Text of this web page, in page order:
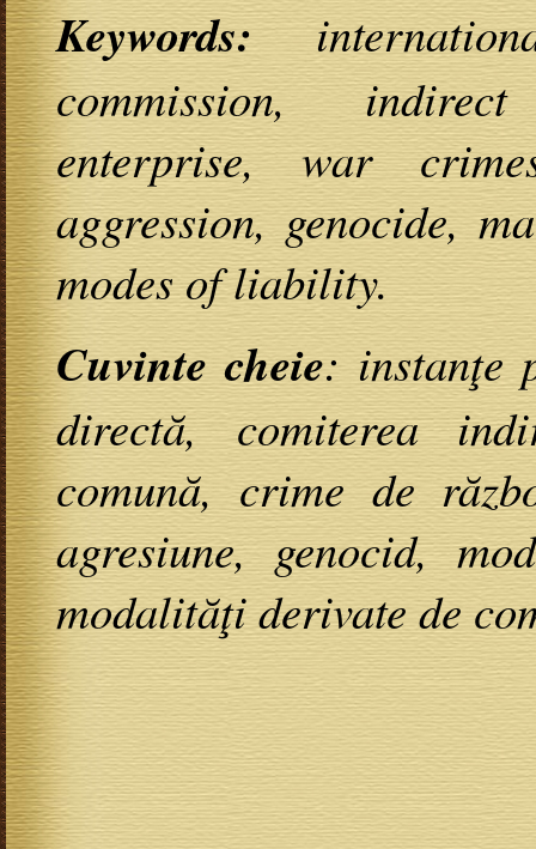
Keywords:
commission,
enterprise, war
aggression, genocide,
modes of liability.
Cuvinte cheie: instanţe
directă, comiterea
comună, crime de
agresiune, genocid,
modalităţi derivate de